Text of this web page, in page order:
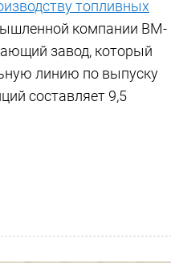
топливных
компании BM-
завод, который
линию по выпуску
составляет 9,5